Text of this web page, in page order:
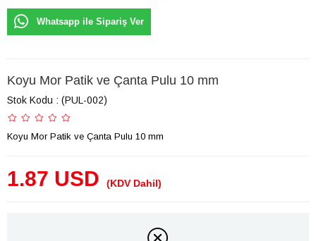
Whatsapp ile Sipariş Ver
Koyu Mor Patik ve Çanta Pulu 10 mm
Stok Kodu (PUL-002)
Koyu Mor Patik ve Çanta Pulu 10 mm
1.87 USD (KDV Dahil)